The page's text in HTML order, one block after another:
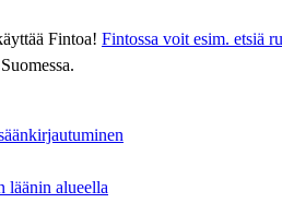
Fintoa! Fintossa voit esim. etsiä
läänin alueella